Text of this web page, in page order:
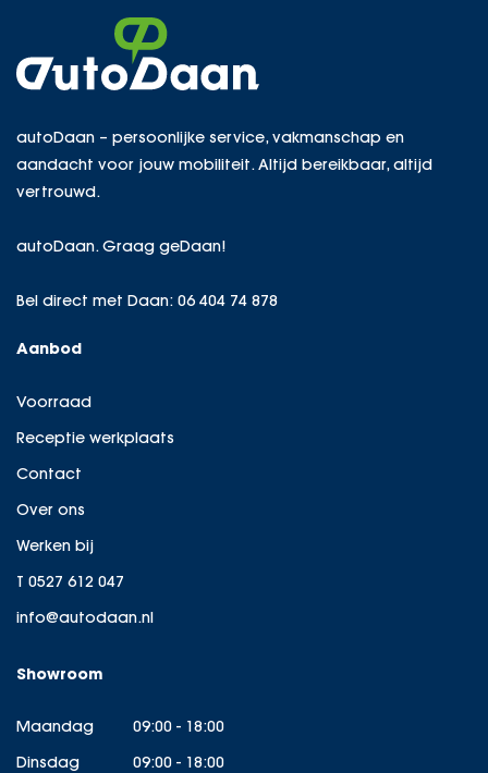
autoDaan – persoonlijke service, vakmanschap en
aandacht voor jouw mobiliteit. Altijd bereikbaar, altijd
vertrouwd.
autoDaan. Graag geDaan!
Bel direct met Daan: 06 404 74 878
Aanbod
Voorraad
Receptie werkplaats
Contact
Over ons
Werken bij
T 0527 612 047
info@autodaan.nl
Showroom
Maandag
09:00 - 18:00
Dinsdag
09:00 - 18:00